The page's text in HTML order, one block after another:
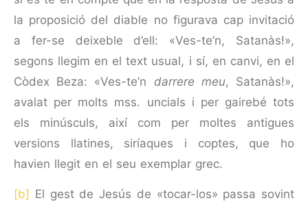
la proposició del diable no figurava cap invitació
a fer-se deixeble d’ell: «Ves-te’n, Satanàs!»,
segons llegim en el text usual, i sí, en canvi, en el
Còdex Beza: «Ves-te’n darrere meu, Satanàs!»,
avalat per molts mss. uncials i per gairebé tots
els minúsculs, així com per moltes antigues
versions llatines, siríaques i coptes, que ho
havien llegit en el seu exemplar grec.
[b] El gest de Jesús de «tocar-los» passa sovint